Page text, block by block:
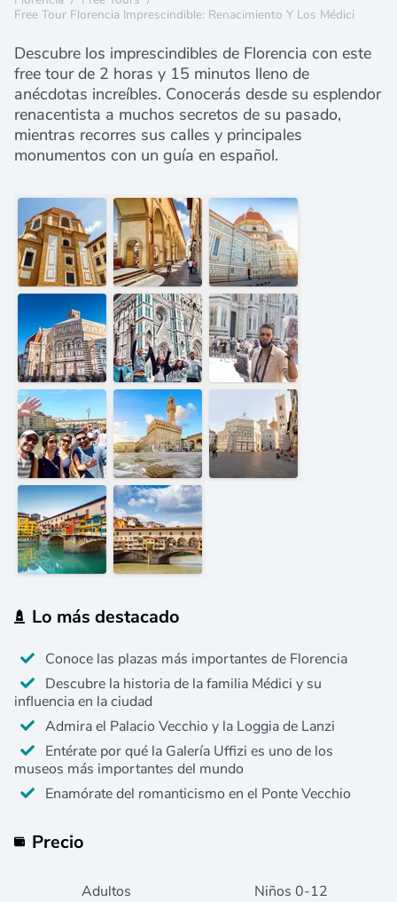
Free Tour Florencia Imprescindible: Renacimiento Y Los Médici
Descubre los imprescindibles de Florencia con este
free tour de 2 horas y 15 minutos lleno de
anécdotas increíbles. Conocerás desde su esplendor
renacentista a muchos secretos de su pasado,
mientras recorres sus calles y principales
monumentos con un guía en español.
Lo más destacado
Conoce las plazas más importantes de Florencia
Descubre la historia de la familia Médici y su
influencia en la ciudad
Admira el Palacio Vecchio y la Loggia de Lanzi
Entérate por qué la Galería Uffizi es uno de los
museos más importantes del mundo
Enamórate del romanticismo en el Ponte Vecchio
Precio
Adultos Niños 0-12